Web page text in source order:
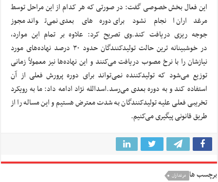
این فعال بخش خصوصی گفت: در صورتی که هر کدام از این مراحل توسط
مرغداران انجام نشود برای دوره‌های بعدی نمی‌تواند مجوز
جوجه ریزی دریافت کند.وی تصریح کرد: علاوه بر تمام این موارد،
در خوشبینانه ترین حالت تولیدکنندگان حدود ٣٠ درصد نهاده‌های مورد
نیازشان را با نرخ مصوب دریافت می‌کنند و این نهاده‌ها نیز معمولاً زمانی
توزیع می‌شود که تولیدکننده نمی‌تواند برای دوره پرورش فعلی از آن
استفاده کند و به دوره بعدی می‌رسد.اسدالله نژاد ادامه داد: ما به رویکرد
تخریبی فعلی علیه تولیدکنندگان به شدت معترض هستیم و این مساله را از
طریق قانونی پیگیری می‌کنیم.
برچسب ها مرغداران